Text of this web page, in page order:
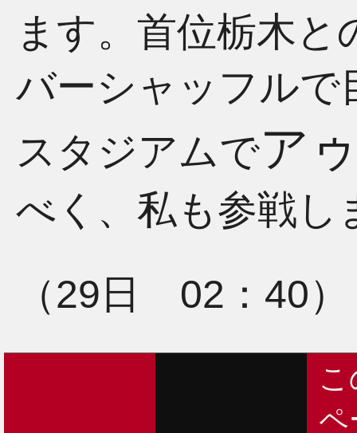
ます。首位栃木
バーシャッフルで
スタジアムでア
べく、私も参戦し
（29日 02：40）
ペ